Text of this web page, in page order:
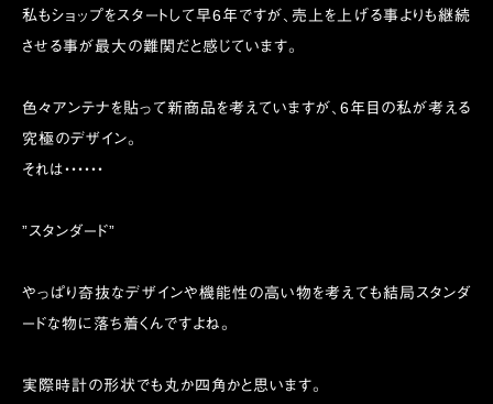
私もショップをスタートして早6年ですが、売上を上げる事よりも継続
させる事が最大の難関だと感じています。
色々アンテナを貼って新商品を考えていますが、6年目の私が考える
究極のデザイン。
それは・・・・・・
”スタンダード”
やっぱり奇抜なデザインや機能性の高い物を考えても結局スタンダ
ードな物に落ち着くんですよね。
実際時計の形状でも丸か四角かと思います。